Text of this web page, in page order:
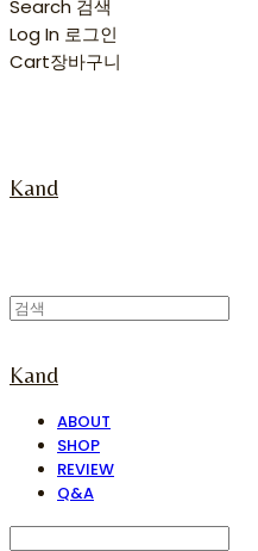
Search 검색
Log In 로그인
Cart장바구니
Kand
Kand
ABOUT
SHOP
REVIEW
Q&A